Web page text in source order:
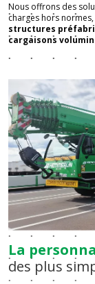
Nous offrons des
charges hors normes,
structures
cargaisons
La
des plus